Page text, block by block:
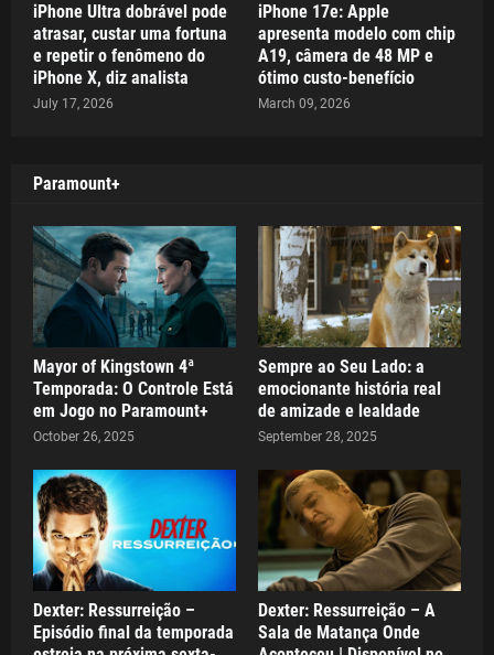
iPhone Ultra dobrável pode
atrasar, custar uma fortuna
e repetir o fenômeno do
iPhone X, diz analista
July 17, 2026
iPhone 17e: Apple
apresenta modelo com chip
A19, câmera de 48 MP e
ótimo custo-benefício
March 09, 2026
Paramount+
Mayor of Kingstown 4ª
Temporada: O Controle Está
em Jogo no Paramount+
October 26, 2025
Sempre ao Seu Lado: a
emocionante história real
de amizade e lealdade
September 28, 2025
Dexter: Ressurreição –
Episódio final da temporada
Dexter: Ressurreição – A
Sala de Matança Onde